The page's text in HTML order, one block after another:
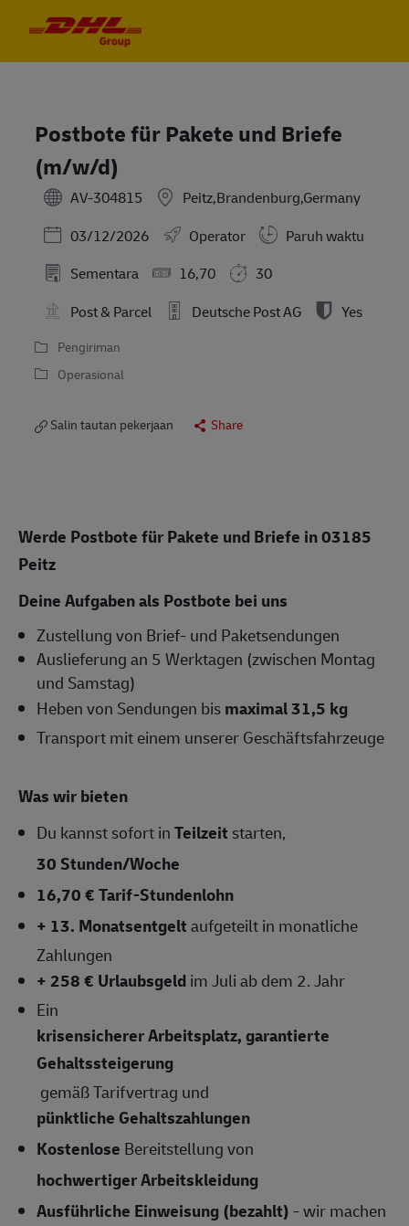
Postbote für Pakete und Briefe
(m/w/d)
AV-304815
Peitz,Brandenburg,Germany
Posted Date
03/12/2026 Operator
Paruh waktu
Sementara
16,70
30
Post & Parcel
Deutsche Post AG Yes
Pengiriman
Operasional
Salin tautan pekerjaan Share
Werde Postbote für Pakete und Briefe in 03185
Peitz
Deine Aufgaben als Postbote bei uns
Zustellung von Brief- und Paketsendungen
Auslieferung an 5 Werktagen (zwischen Montag
und Samstag)
Heben von Sendungen bismaximal 31,5 kg
Transport mit einem unserer Geschäftsfahrzeuge
Was wir bieten
Du kannst sofort inTeilzeit starten,
30 Stunden/Woche
16,70 € Tarif-Stundenlohn
+ 13. Monatsentgeltaufgeteilt in monatliche
Zahlungen
+ 258 € Urlaubsgeldim Juli ab dem 2. Jahr
Ein
krisensicherer Arbeitsplatz, garantierte
Gehaltssteigerung
gemäß Tarifvertrag und
pünktliche Gehaltszahlungen
Kostenlose Bereitstellung von
hochwertiger Arbeitskleidung
Ausführliche Einweisung (bezahlt)- wir machen